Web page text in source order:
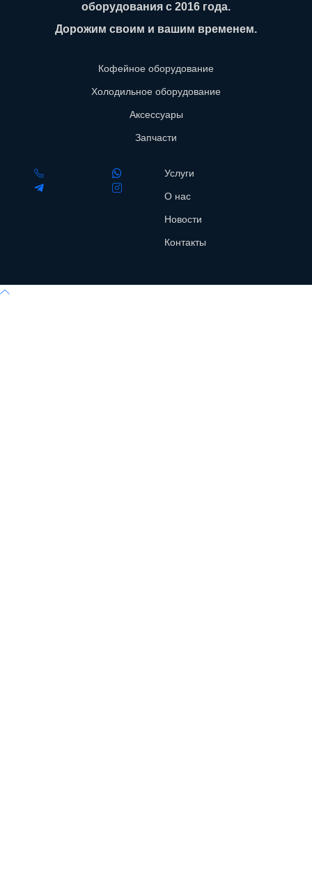
оборудования с 2016 года.
Дорожим своим и вашим временем.
Кофейное оборудование
Холодильное оборудование
Аксессуары
Запчасти
Услуги
О нас
Новости
Контакты